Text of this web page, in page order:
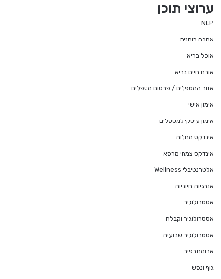
ערוצי תוכן
NLP
אהבה רוחנית
אוכל בריא
אורח חיים בריא
אזור המטפלים / פרסום מטפלים
אימון אישי
אימון עיסקי למטפלים
אינדקס מחלות
אינדקס צמחי מרפא
אלטרנטיבלי Wellness
אנרגיות חיוביות
אסטרולוגיה
אסטרולוגיה וקבלה
אסטרולוגיה שבועית
ארומתרפיה
גוף ונפש